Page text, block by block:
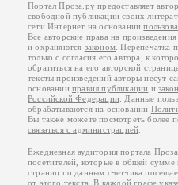
Портал Проза.ру предоставляет
свободной публикации своих
сети Интернет на основании
Все авторские права на
и охраняются законом . Перепечатка
только с согласия его автора, к
обратиться на его авторской
тексты произведений авторы несут
основанииправил публикации и
Российской Федерации . Данные
обрабатываются на основании
Вы также можете посмотреть более
связаться с администрацией
Ежедневная аудитория портала
посетителей, которые в общей
страниц по данным счетчика
от этого текста. В каждой графе